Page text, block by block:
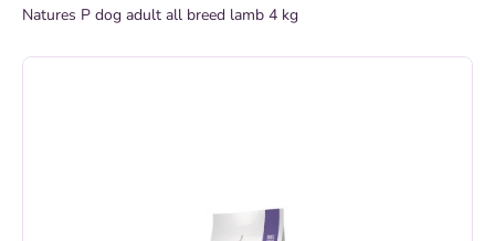
Natures P dog adult all breed lamb 4 kg